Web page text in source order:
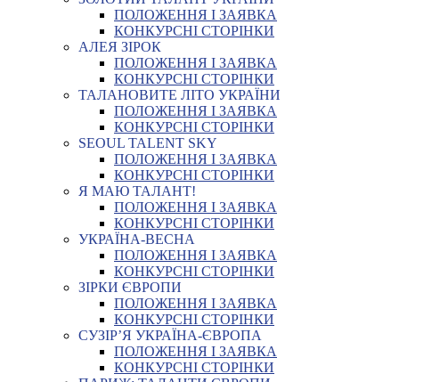
ПОЛОЖЕННЯ І ЗАЯВКА
КОНКУРСНІ СТОРІНКИ
АЛЕЯ ЗІРОК
ПОЛОЖЕННЯ І ЗАЯВКА
КОНКУРСНІ СТОРІНКИ
ТАЛАНОВИТЕ ЛІТО УКРАЇНИ
ПОЛОЖЕННЯ І ЗАЯВКА
КОНКУРСНІ СТОРІНКИ
SEOUL TALENT SKY
ПОЛОЖЕННЯ І ЗАЯВКА
КОНКУРСНІ СТОРІНКИ
Я МАЮ ТАЛАНТ!
ПОЛОЖЕННЯ І ЗАЯВКА
КОНКУРСНІ СТОРІНКИ
УКРАЇНА-ВЕСНА
ПОЛОЖЕННЯ І ЗАЯВКА
КОНКУРСНІ СТОРІНКИ
ЗІРКИ ЄВРОПИ
ПОЛОЖЕННЯ І ЗАЯВКА
КОНКУРСНІ СТОРІНКИ
СУЗІР’Я УКРАЇНА-ЄВРОПА
ПОЛОЖЕННЯ І ЗАЯВКА
КОНКУРСНІ СТОРІНКИ